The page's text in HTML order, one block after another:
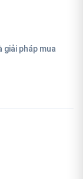
giải pháp mua